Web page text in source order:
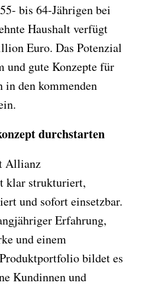
bis 64-Jährigen bei
Haushalt verfügt
Euro. Das Potenzial
und gute Konzepte für
in den kommenden
durchstarten
Allianz
klar strukturiert,
und sofort einsetzbar.
Erfahrung,
und einem
bildet es
Kundinnen und